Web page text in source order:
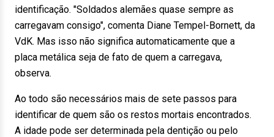
identificação. "Soldados alemães quase sempre as
carregavam consigo", comenta Diane Tempel-Bornett, da
VdK. Mas isso não significa automaticamente que a
placa metálica seja de fato de quem a carregava,
observa.
Ao todo são necessários mais de sete passos para
identificar de quem são os restos mortais encontrados.
A idade pode ser determinada pela dentição ou pelo